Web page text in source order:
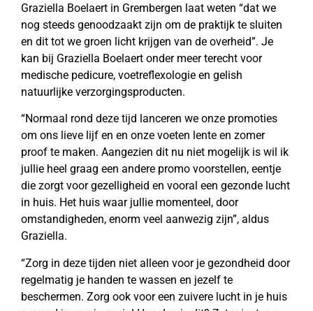
Graziella Boelaert in Grembergen laat weten “dat we
nog steeds genoodzaakt zijn om de praktijk te sluiten
en dit tot we groen licht krijgen van de overheid”. Je
kan bij Graziella Boelaert onder meer terecht voor
medische pedicure, voetreflexologie en gelish
natuurlijke verzorgingsproducten.
“Normaal rond deze tijd lanceren we onze promoties
om ons lieve lijf en en onze voeten lente en zomer
proof te maken. Aangezien dit nu niet mogelijk is wil ik
jullie heel graag een andere promo voorstellen, eentje
die zorgt voor gezelligheid en vooral een gezonde lucht
in huis. Het huis waar jullie momenteel, door
omstandigheden, enorm veel aanwezig zijn”, aldus
Graziella.
“Zorg in deze tijden niet alleen voor je gezondheid door
regelmatig je handen te wassen en jezelf te
beschermen. Zorg ook voor een zuivere lucht in je huis